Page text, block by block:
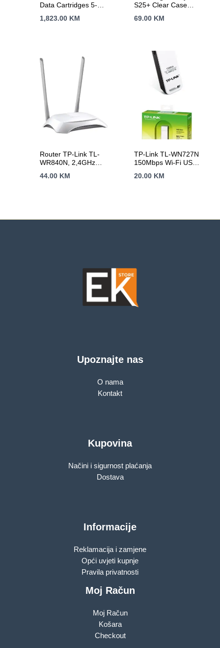
Data Cartridges 5-
1,823.00 KM
S25+ Clear Case
69.00 KM
Router TP-Link TL-
WR840N, 2,4GHz
4 x 10/100Mbps LAN
x 5dBi
44.00 KM
TP-Link TL-WN727N
150Mbps Wi-Fi USB
2.4 GHz, USB 2.0,
earlier, Linux,
20.00 KM
Upoznajte nas
O nama
Kontakt
Kupovina
Načini i sigurnost plaćanja
Dostava
Informacije
Reklamacija i zamjene
Opći uvjeti kupnje
Pravila privatnosti
Moj Račun
Moj Račun
Košara
Checkout